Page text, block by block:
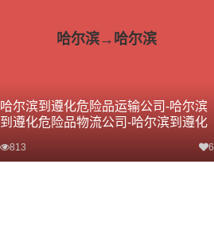
哈尔滨→哈尔滨
哈尔滨到遵化危险品运输公司-哈尔滨
到遵化危险品物流公司-哈尔滨到遵化
813 6